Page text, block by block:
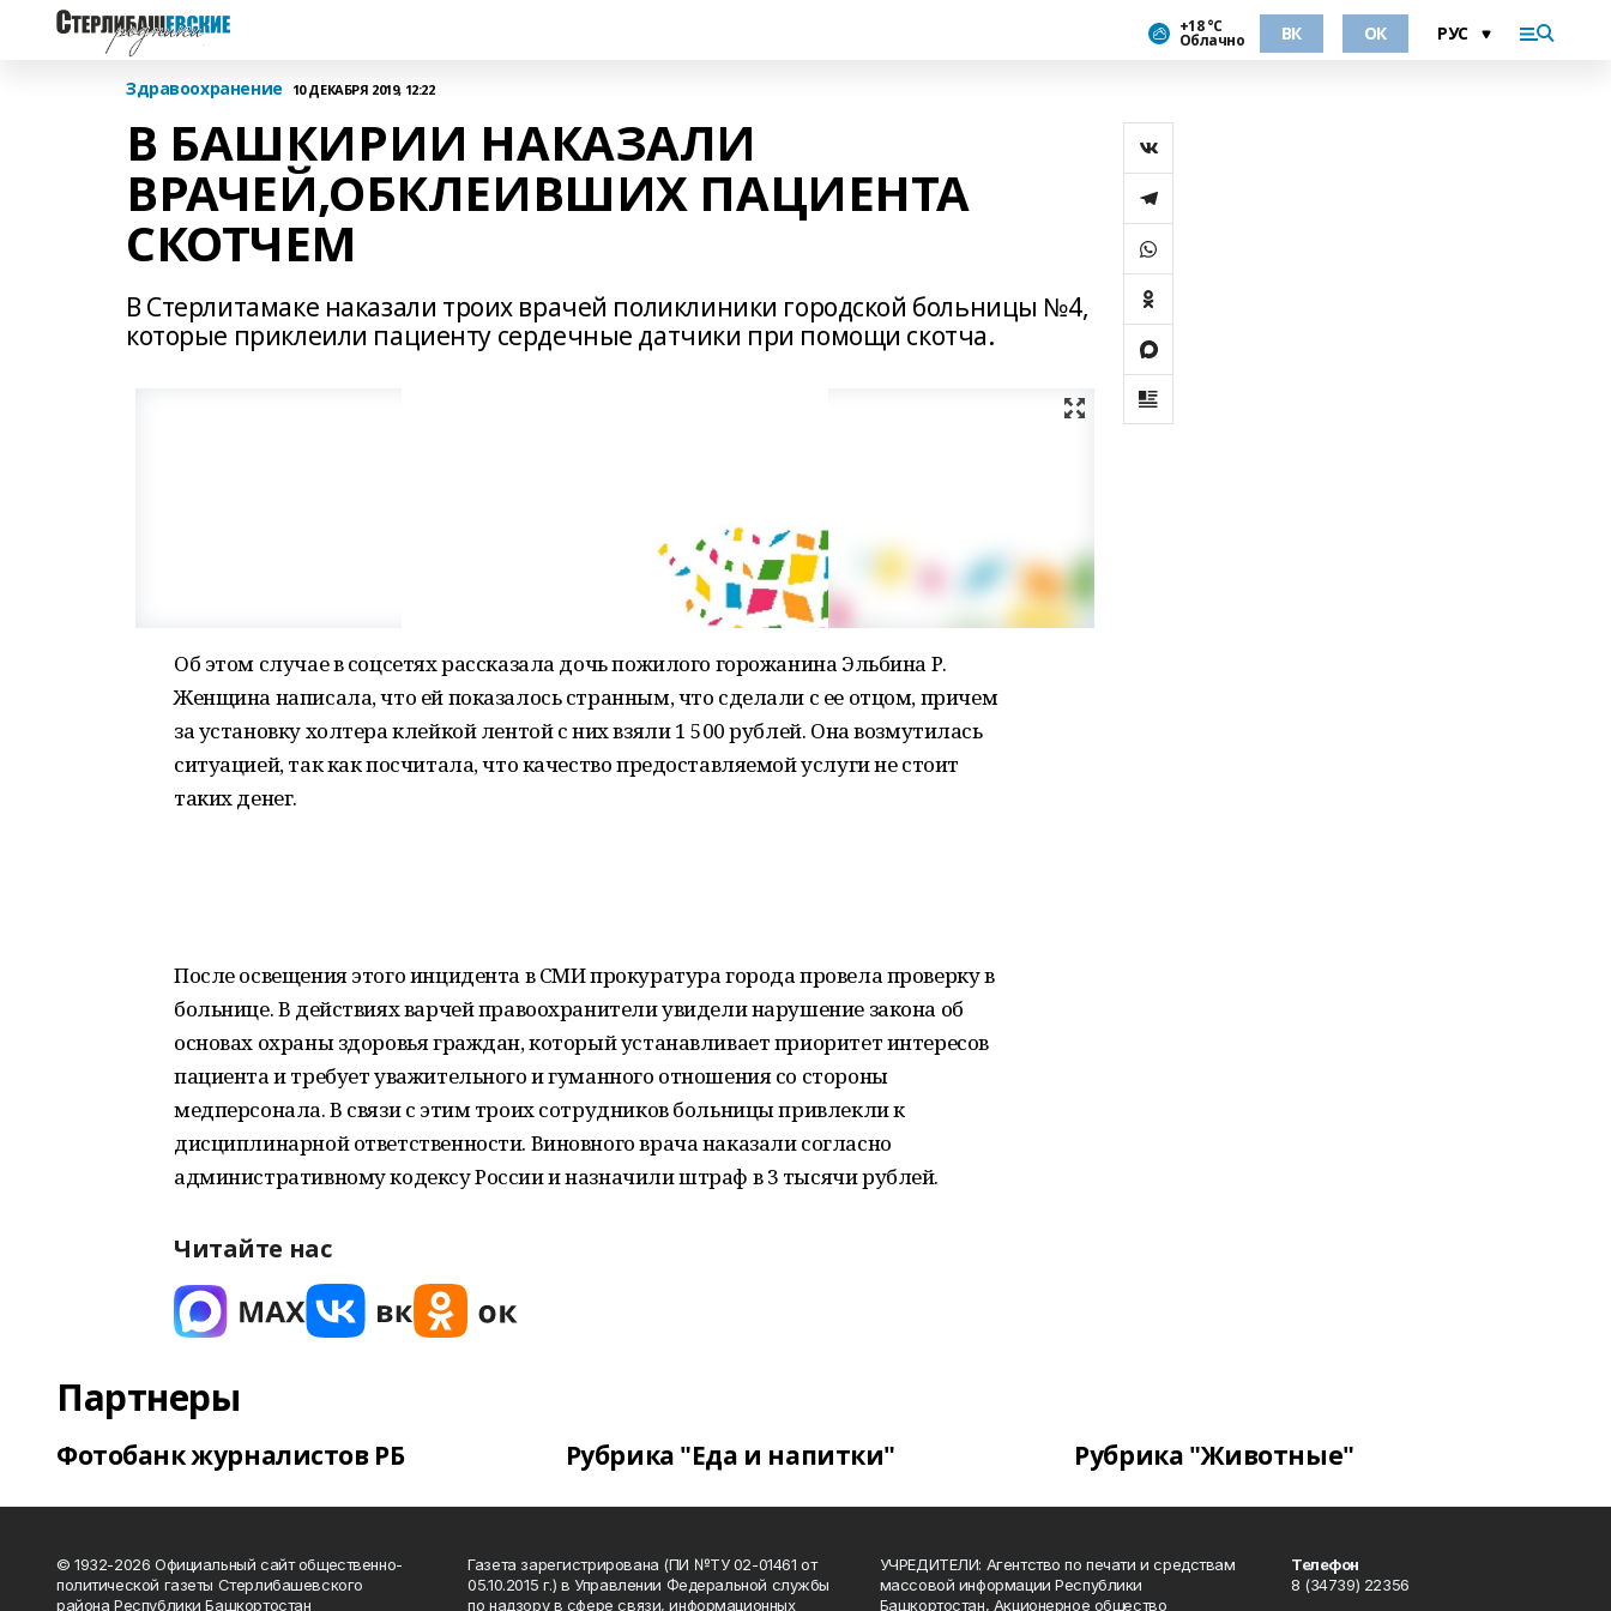
+18 °С
Облачно ВК ОК
Здравоохранение 10 ДЕКАБРЯ 2019, 12:22
В БАШКИРИИ НАКАЗАЛИ
ВРАЧЕЙ,ОБКЛЕИВШИХ ПАЦИЕНТА
СКОТЧЕМ
В Стерлитамаке наказали троих врачей поликлиники городской больницы №4,
которые приклеили пациенту сердечные датчики при помощи скотча.
Об этом случае в соцсетях рассказала дочь пожилого горожанина Эльбина Р.
Женщина написала, что ей показалось странным, что сделали с ее отцом, причем
за установку холтера клейкой лентой с них взяли 1 500 рублей. Она возмутилась
ситуацией, так как посчитала, что качество предоставляемой услуги не стоит
таких денег.
После освещения этого инцидента в СМИ прокуратура города провела проверку в
больнице. В действиях варчей правоохранители увидели нарушение закона об
основах охраны здоровья граждан, который устанавливает приоритет интересов
пациента и требует уважительного и гуманного отношения со стороны
медперсонала. В связи с этим троих сотрудников больницы привлекли к
дисциплинарной ответственности. Виновного врача наказали согласно
административному кодексу России и назначили штраф в 3 тысячи рублей.
Читайте нас
Партнеры
Фотобанк журналистов РБ Рубрика "Еда и напитки" Рубрика "Животные"
© 1932-2026 Официальный сайт общественно-
политической газеты Стерлибашевского
района Республики Башкортостан
Газета зарегистрирована (ПИ №ТУ 02-01461 от
05.10.2015 г.) в Управлении Федеральной службы
по надзору в сфере связи, информационных
УЧРЕДИТЕЛИ: Агентство по печати и средствам
массовой информации Республики
Башкортостан, Акционерное общество
Телефон
8 (34739) 22356